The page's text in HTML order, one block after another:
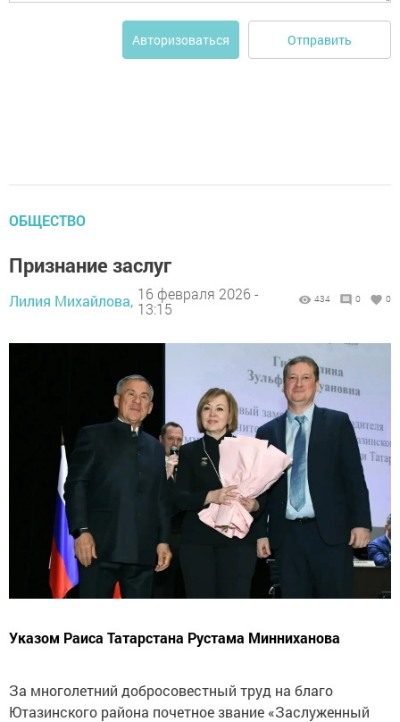
Авторизоваться Отправить
ОБЩЕСТВО
Признание заслуг
Лилия Михайлова, 16 февраля 2026 -
13:15
434 0 0
Указом Раиса Татарстана Рустама Минниханова
За многолетний добросовестный труд на благо
Ютазинского района почетное звание «Заслуженный